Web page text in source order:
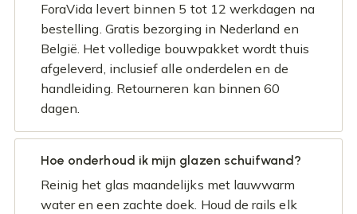
ForaVida levert binnen 5 tot 12 werkdagen na
bestelling. Gratis bezorging in Nederland en
België. Het volledige bouwpakket wordt thuis
afgeleverd, inclusief alle onderdelen en de
handleiding. Retourneren kan binnen 60
dagen.
Hoe onderhoud ik mijn glazen schuifwand?
Reinig het glas maandelijks met lauwwarm
water en een zachte doek. Houd de rails elk